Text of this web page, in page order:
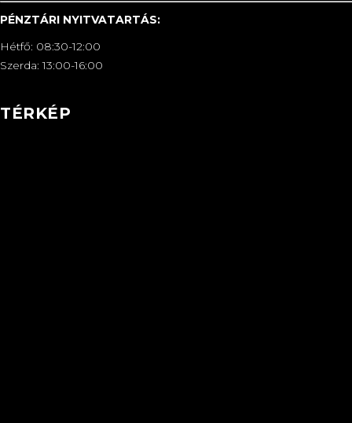
PÉNZTÁRI NYITVATARTÁS:
Hétfő: 08:30-12:00
Szerda: 13:00-16:00
TÉRKÉP